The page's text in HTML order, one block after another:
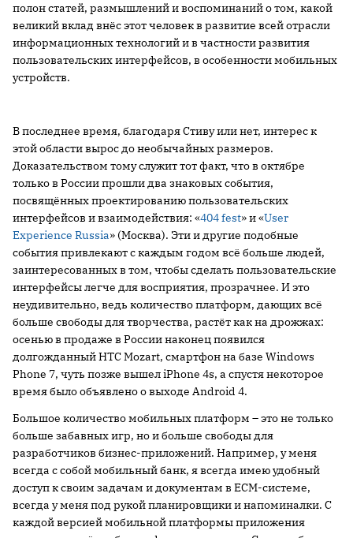
полон статей, размышлений и воспоминаний о том, какой
великий вклад внёс этот человек в развитие всей отрасли
информационных технологий и в частности развития
пользовательских интерфейсов, в особенности мобильных
устройств.
В последнее время, благодаря Стиву или нет, интерес к
этой области вырос до необычайных размеров.
Доказательством тому служит тот факт, что в октябре
только в России прошли два знаковых события,
посвящённых проектированию пользовательских
интерфейсов и взаимодействия: «404 fest» и «User
Experience Russia» (Москва). Эти и другие подобные
события привлекают с каждым годом всё больше людей,
заинтересованных в том, чтобы сделать пользовательские
интерфейсы легче для восприятия, прозрачнее. И это
неудивительно, ведь количество платформ, дающих всё
больше свободы для творчества, растёт как на дрожжах:
осенью в продаже в России наконец появился
долгожданный HTC Mozart, смартфон на базе Windows
Phone 7, чуть позже вышел iPhone 4s, а спустя некоторое
время было объявлено о выходе Android 4.
Большое количество мобильных платформ – это не только
больше забавных игр, но и больше свободы для
разработчиков бизнес-приложений. Например, у меня
всегда с собой мобильный банк, я всегда имею удобный
доступ к своим задачам и документам в ECM-системе,
всегда у меня под рукой планировщики и напоминалки. С
каждой версией мобильной платформы приложения